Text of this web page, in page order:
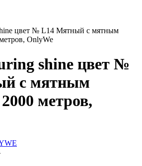
цвет № L14 Мятный с мятным
OnlyWe
shine цвет №
с мятным
метров,